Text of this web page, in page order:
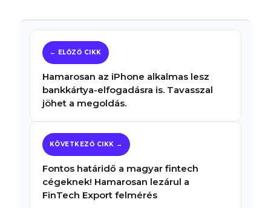
Hamarosan az iPhone alkalmas lesz
bankkártya-elfogadásra is. Tavasszal
jöhet a megoldás.
Fontos határidő a magyar fintech
cégeknek! Hamarosan lezárul a
FinTech Export felmérés